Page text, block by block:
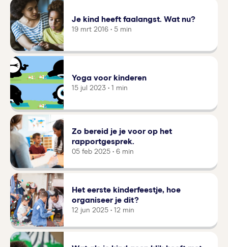
Je kind heeft faalangst. Wat nu?
19 mrt 2016 • 5 min
Yoga voor kinderen
15 jul 2023 • 1 min
Zo bereid je je voor op het
rapportgesprek.
05 feb 2025 • 6 min
Het eerste kinderfeestje, hoe
organiseer je dit?
12 jun 2025 • 12 min